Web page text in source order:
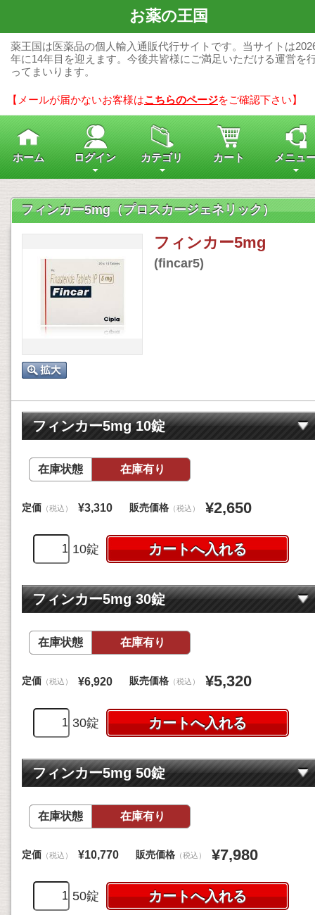
お薬の王国
薬王国は医薬品の個人輸入通販代行サイトです。当サイトは
年に14年目を迎えます。今後共皆様にご満足いただける運営を
ってまいります。
【メールが届かないお客様はこちらのページをご確認下さい】
ホーム ログイン カテゴリ カート メニュ
フィンカー5mg（プロスカージェネリック）
フィンカー5mg
(fincar5)
フィンカー5mg 10錠
在庫状態 在庫有り
定価 （税込） ¥3,310 販売価格 （税込） ¥2,650
10錠
フィンカー5mg 30錠
在庫状態 在庫有り
定価 （税込） ¥6,920 販売価格 （税込） ¥5,320
30錠
フィンカー5mg 50錠
在庫状態 在庫有り
定価 （税込） ¥10,770 販売価格 （税込） ¥7,980
50錠